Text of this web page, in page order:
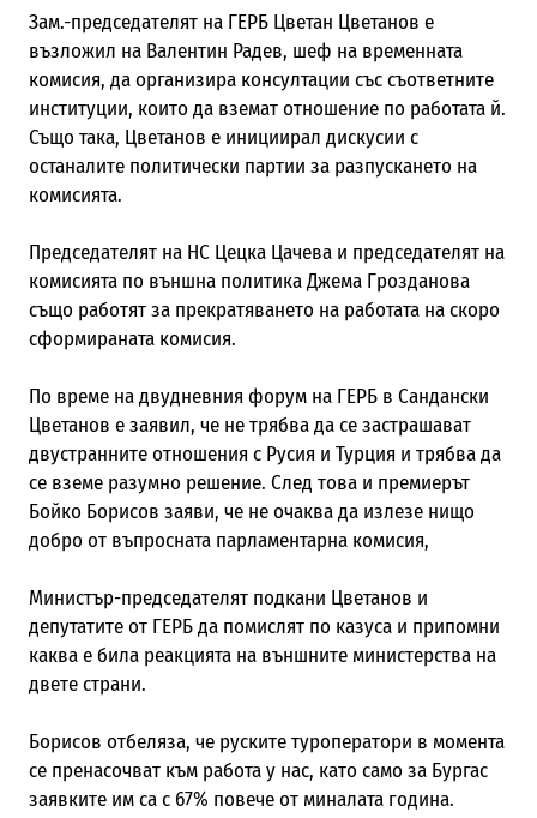
Зам.-председателят на ГЕРБ Цветан Цветанов е
възложил на Валентин Радев, шеф на временната
комисия, да организира консултации със съответните
институции, които да вземат отношение по работата й.
Също така, Цветанов е инициирал дискусии с
останалите политически партии за разпускането на
комисията.
Председателят на НС Цецка Цачева и председателят на
комисията по външна политика Джема Грозданова
също работят за прекратяването на работата на скоро
сформираната комисия.
По време на двудневния форум на ГЕРБ в Сандански
Цветанов е заявил, че не трябва да се застрашават
двустранните отношения с Русия и Турция и трябва да
се вземе разумно решение. След това и премиерът
Бойко Борисов заяви, че не очаква да излезе нищо
добро от въпросната парламентарна комисия,
Министър-председателят подкани Цветанов и
депутатите от ГЕРБ да помислят по казуса и припомни
каква е била реакцията на външните министерства на
двете страни.
Борисов отбеляза, че руските туроператори в момента
се пренасочват къмработау нас, като само за Бургас
заявките им са с 67% повече от миналата година.